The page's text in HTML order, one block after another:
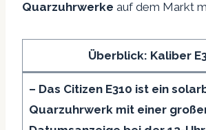
Quarzuhrwerke auf dem Markt
Überblick: Kaliber
– Das Citizen E310 ist ein
Quarzuhrwerk mit einer